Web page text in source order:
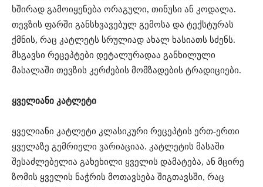
ხშირად გამოიყენება ორაგული, თინუსი ან კოდალა.
თევზის ფარში განსხვავებულ გემოსა და ტექსტურას
ქმნის, რაც კატლეტს სრულიად ახალ ხასიათს სძენს.
მსგავსი რეცეპტები დეტალურადაა განხილული
მასალაში თევზის კერძების მომზადების ტრადიციები.
ყველიანი კატლეტი
ყველიანი კატლეტი კლასიკური რეცეპტის ერთ-ერთი
ყველაზე გემრიელი ვარიაციაა. კატლეტის მასაში
შესაძლებელია გახეხილი ყველის დამატება, ან მცირე
ზომის ყველის ნაჭრის მოთავსება შიგთავსში, რაც